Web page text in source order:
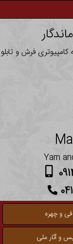
فرش و تابلو
Yarn
و چهره
و آثار ملی